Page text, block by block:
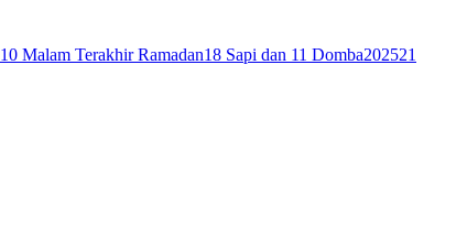
10 Malam Terakhir Ramadan18 Sapi dan 11 Domba202521